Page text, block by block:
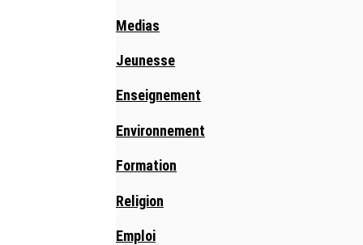
Medias
Jeunesse
Enseignement
Environnement
Formation
Religion
Emploi